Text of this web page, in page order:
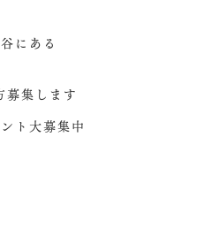
にある
集します︎
ト大募集中